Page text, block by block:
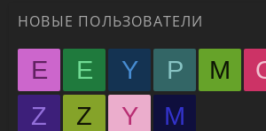
НОВЫЕ ПОЛЬЗОВАТЕЛИ
E E Y P M
Z
Z Y М